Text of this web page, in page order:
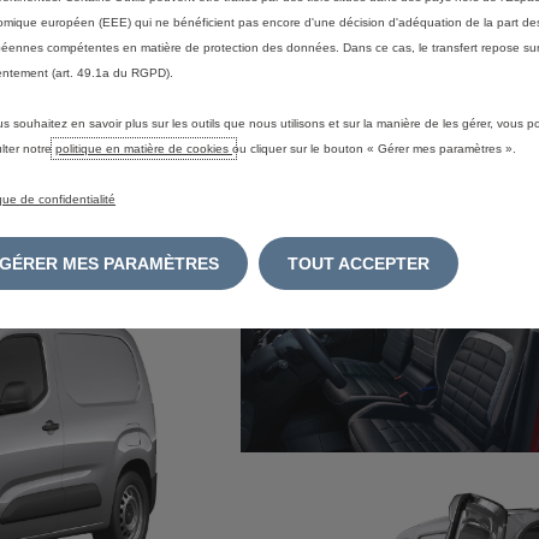
d'un emplacement dédié à votre smartphone, pour vous
la route.
et. Bénéficiez ainsi de la navigation, des appels, de la
et des médias en bluetooth.
A
européen (EEE) qui ne bénéficient pas encore d'une décision d'adéquation de la part
compétentes en matière de protection des données. Dans ce cas, le transfert repose
(art. 49.1a du RGPD).
souhaitez en savoir plus sur les outils que nous utilisons et sur la manière de les gérer, vous
notre politique en matière de cookies ou cliquer sur le bouton « Gérer mes paramètres ».
de confidentialité
GÉRER MES PARAMÈTRES TOUT ACCEPTER